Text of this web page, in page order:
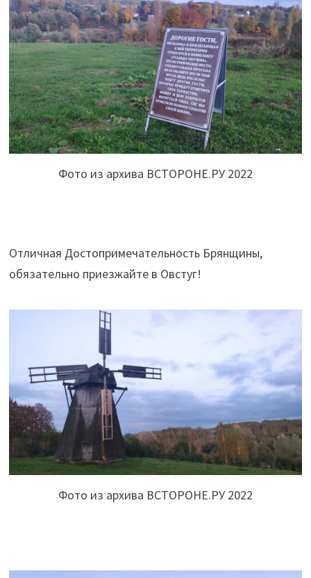
Фото из архива ВСТОРОНЕ.РУ 2022
Отличная Достопримечательность Брянщины,
обязательно приезжайте в Овстуг!
Фото из архива ВСТОРОНЕ.РУ 2022